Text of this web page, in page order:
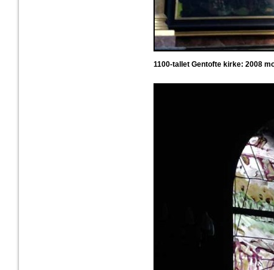
1100-tallet Gentofte kirke: 2008